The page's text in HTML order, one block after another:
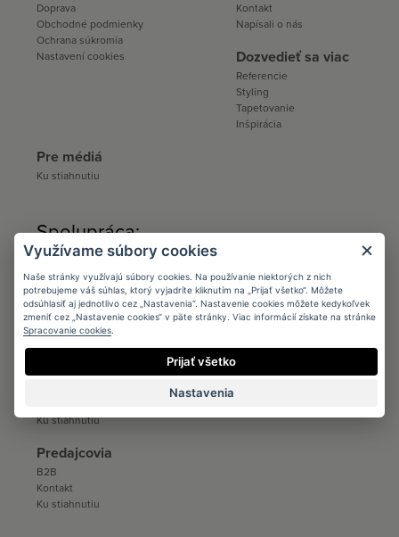
Doprava
Obchodné podmienky
Ochrana súkromia
Nastavení cookies
Kontakt
Napísali o nás
Dozvedieť sa viac
Referencie
Styling
Tapetovanie
Inšpirácia
Pre médiá
Ku stiahnutiu
Spolupráca:
Architects
Podmienky
Registrácia
Katalógy a vzorkovníky
Ku stiahnutiu
Ku stiahnutiu
Predajcovia
B2B
Kontakt
Ku stiahnutiu
Využívame súbory cookies
Naše stránky využívajú súbory cookies. Na používanie niektorých z nich
potrebujeme váš súhlas, ktorý vyjadríte kliknutím na „Prijať všetko“. Môžete
odsúhlasiť aj jednotlivo cez „Nastavenia“. Nastavenie cookies môžete kedykoľvek
zmeniť cez „Nastavenie cookies“ v päte stránky. Viac informácií získate na stránke
Spracovanie cookies
Prijať všetko
Nastavenia